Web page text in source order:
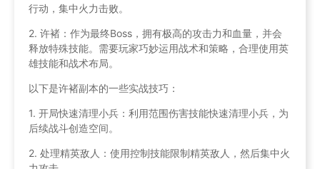
行动，集中火力击败。
2. 许褚：作为最终Boss，拥有极高的攻击力和血量，并会
释放特殊技能。需要玩家巧妙运用战术和策略，合理使用英
雄技能和战术布局。
以下是许褚副本的一些实战技巧：
1. 开局快速清理小兵：利用范围伤害技能快速清理小兵，为
后续战斗创造空间。
2. 处理精英敌人：使用控制技能限制精英敌人，然后集中火